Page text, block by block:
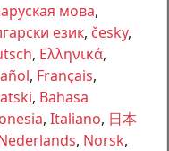
мова,
език, česky,
, Ελληνικά,
, Français,
, Bahasa
, Italiano, 日本
, Norsk,